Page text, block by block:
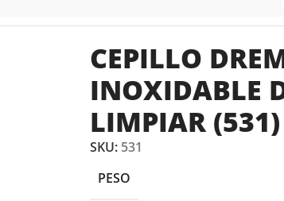
CEPILLO
INOXIDABLE
LIMPIAR (531)
SKU: 531
PESO